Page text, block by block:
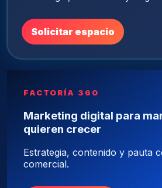
Solicitar espacio
FACTORÍA 360
Marketing digital para
quieren crecer
Estrategia, contenido y pauta
comercial.